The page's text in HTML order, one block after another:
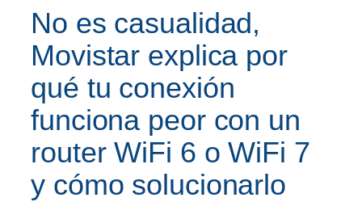
No es casualidad,
Movistar explica por
qué tu conexión
funciona peor con un
router WiFi 6 o WiFi 7
y cómo solucionarlo